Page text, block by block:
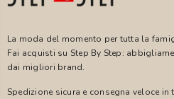
La moda del momento per tutta la
Fai acquisti su Step By Step:
dai migliori brand.
Spedizione sicura e consegna veloce